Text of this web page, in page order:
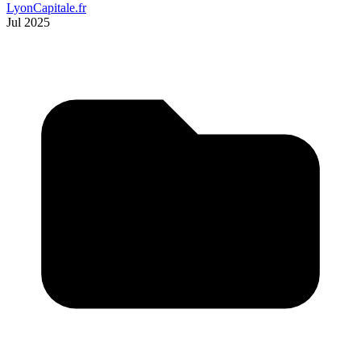
LyonCapitale.fr
Jul 2025